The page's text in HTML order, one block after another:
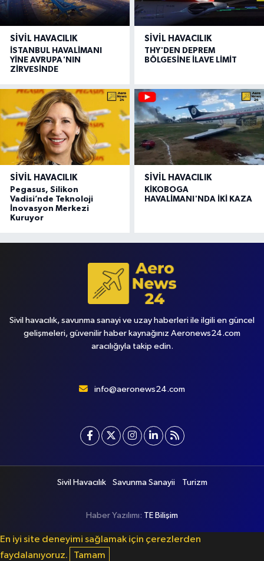
SIVIL HAVACILIK
İSTANBUL HAVALİMANI
YİNE AVRUPA'NIN
ZİRVESİNDE
SIVIL HAVACILIK
THY'DEN DEPREM
BÖLGESİNE İLAVE LİMİT
SIVIL HAVACILIK
Pegasus, Silikon
Vadisi’nde Teknoloji
İnovasyon Merkezi
Kuruyor
SIVIL HAVACILIK
KİKOBOGA
HAVALİMANI'NDA İKİ KAZA
Sivil havacılık, savunma sanayi ve uzay haberleri ile ilgili en güncel
gelişmeleri, güvenilir haber kaynağınız Aeronews24.com
aracılığıyla takip edin.
info@aeronews24.com
Sivil Havacılık Savunma Sanayii Turizm
Haber Yazılımı: TE Bilişim
En iyi site deneyimi sağlamak için çerezlerden
faydalanıyoruz.
Tamam